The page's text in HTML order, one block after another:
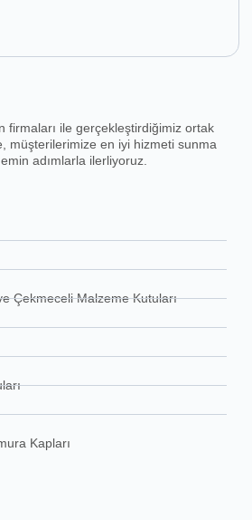
firmaları ile gerçekleştirdiğimiz ortak
müşterilerimize en iyi hizmeti sunma
adımlarla ilerliyoruz.
Çekmeceli Malzeme Kutuları
Kapları